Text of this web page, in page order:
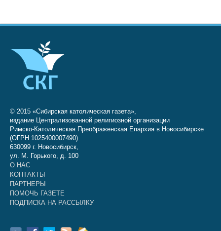
© 2015 «Сибирская католическая газета»,
издание Централизованной религиозной организации
Римско-Католическая Преображенская Епархия в Новосибирске
(ОГРН 1025400007490)
630099 г. Новосибирск,
ул. М. Горького, д. 100
О НАС
КОНТАКТЫ
ПАРТНЕРЫ
ПОМОЧЬ ГАЗЕТЕ
ПОДПИСКА НА РАССЫЛКУ